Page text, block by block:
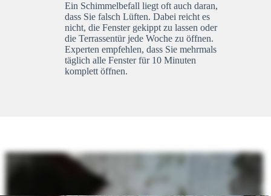
Ein Schimmelbefall liegt oft auch daran,
dass Sie falsch Lüften. Dabei reicht es
nicht, die Fenster gekippt zu lassen oder
die Terrassentür jede Woche zu öffnen.
Experten empfehlen, dass Sie mehrmals
täglich alle Fenster für 10 Minuten
komplett öffnen.